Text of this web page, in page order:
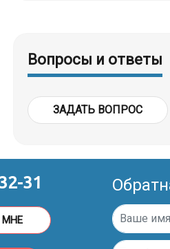
Вопросы и ответы
ЗАДАТЬ ВОПРОС
31
МНЕ